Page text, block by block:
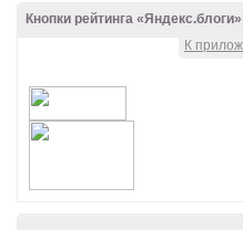
Кнопки рейтинга «Яндекс.блоги»
К